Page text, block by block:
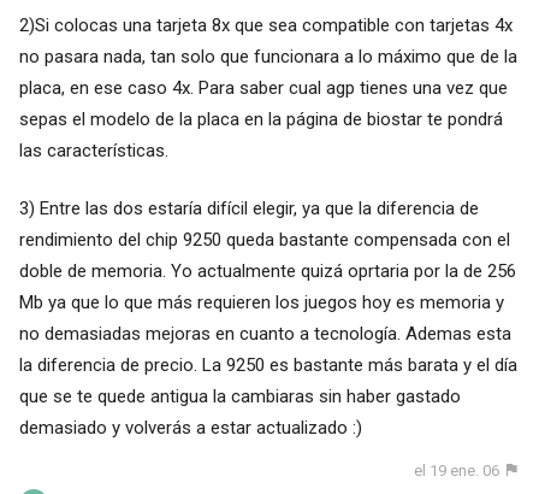
2)Si colocas una tarjeta 8x que sea compatible con tarjetas 4x
no pasara nada, tan solo que funcionara a lo máximo que de la
placa, en ese caso 4x. Para saber cual agp tienes una vez que
sepas el modelo de la placa en la página de biostar te pondrá
las características.
3) Entre las dos estaría difícil elegir, ya que la diferencia de
rendimiento del chip 9250 queda bastante compensada con el
doble de memoria. Yo actualmente quizá oprtaria por la de 256
Mb ya que lo que más requieren los juegos hoy es memoria y
no demasiadas mejoras en cuanto a tecnología. Ademas esta
la diferencia de precio. La 9250 es bastante más barata y el día
que se te quede antigua la cambiaras sin haber gastado
demasiado y volverás a estar actualizado :)
el 19 ene. 06